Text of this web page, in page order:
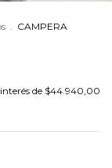
. CAMPERA
de $44.940,00